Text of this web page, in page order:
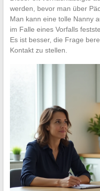
werden, bevor man über
Man kann eine tolle Nanny
im Falle eines Vorfalls
Es ist besser, die Frage
Kontakt zu stellen.